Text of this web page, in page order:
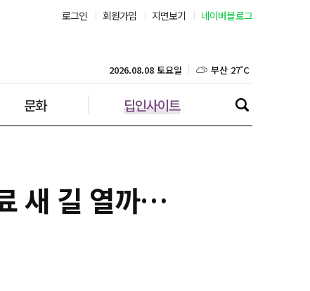
로그인 회원가입 지면보기 네이버블로그
문화 딥인사이트
2026.08.08 토요일 대구 25˚C
인천 25˚C
새 길 열까…